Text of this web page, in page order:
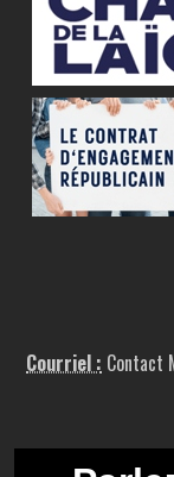
Courriel : Contact